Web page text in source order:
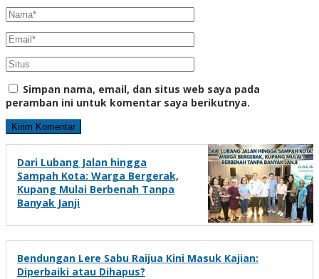
Simpan nama, email, dan situs web saya pada
peramban ini untuk komentar saya berikutnya.
Dari Lubang Jalan hingga
Sampah Kota: Warga Bergerak,
Kupang Mulai Berbenah Tanpa
Banyak Janji
Bendungan Lere Sabu Raijua Kini Masuk Kajian:
Diperbaiki atau Dihapus?